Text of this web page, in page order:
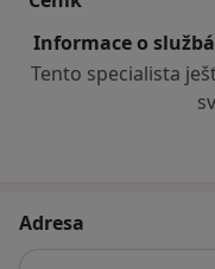
Informace o
Tento specialista
Adresa